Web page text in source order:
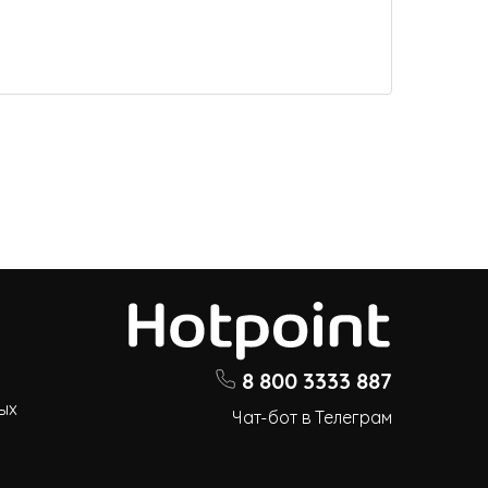
8 800 3333 887
Чат-бот в Телеграм